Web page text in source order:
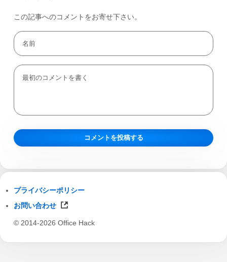
この記事へのコメントをお寄せ下さい。
プライバシーポリシー
お問い合わせ
© 2014-2026 Office Hack